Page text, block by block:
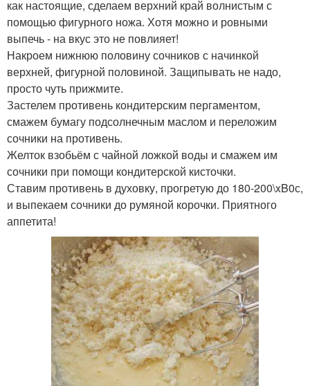
как настоящие, сделаем верхний край волнистым с
помощью фигурного ножа. Хотя можно и ровными
выпечь - на вкус это не повлияет!
Накроем нижнюю половину сочников с начинкой
верхней, фигурной половиной. Защипывать не надо,
просто чуть прижмите.
Застелем противень кондитерским пергаментом,
смажем бумагу подсолнечным маслом и переложим
сочники на противень.
Желток взобьём с чайной ложкой воды и смажем им
сочники при помощи кондитерской кисточки.
Ставим противень в духовку, прогретую до 180-200\xB0с,
и выпекаем сочники до румяной корочки. Приятного
аппетита!